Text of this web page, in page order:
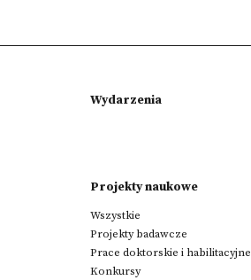
Wydarzenia
Projekty naukowe
Wszystkie
Projekty badawcze
Prace doktorskie i habilitacyjne
Konkursy